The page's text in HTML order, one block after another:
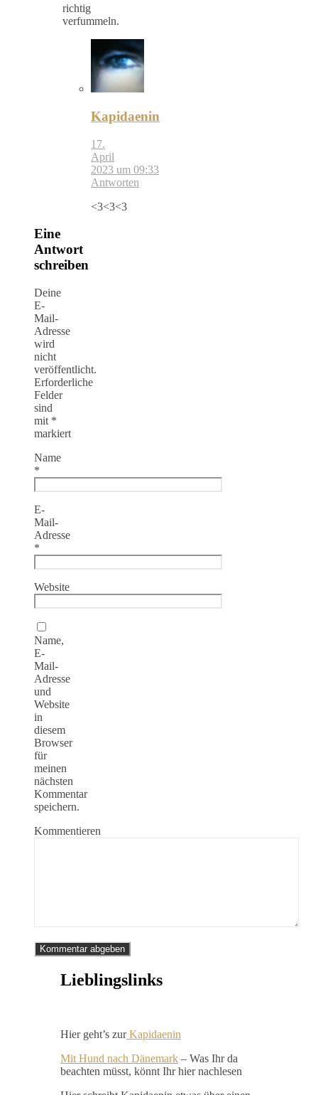
richtig
verfummeln.
Kapidaenin
17.
April
2023 um 09:33
Antworten
<3<3<3
Eine
Antwort
schreiben
Deine
E-
Mail-
Adresse
wird
nicht
veröffentlicht.
Erforderliche
Felder
sind
mit *
markiert
Name
*
E-
Mail-
Adresse
*
Website
Name,
E-
Mail-
Adresse
und
Website
in
diesem
Browser
für
meinen
nächsten
Kommentar
speichern.
Kommentieren
Lieblingslinks
Hier geht’s zurKapidaenin
Mit Hund nach Dänemark – Was Ihr da
beachten müsst, könnt Ihr hier nachlesen